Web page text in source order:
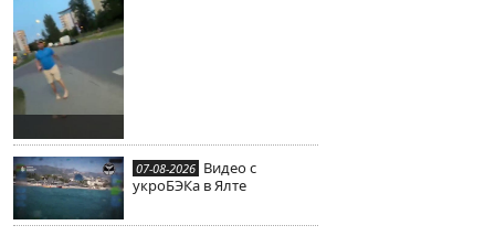
07-08-2026 Видео с
укроБЭКа в Ялте